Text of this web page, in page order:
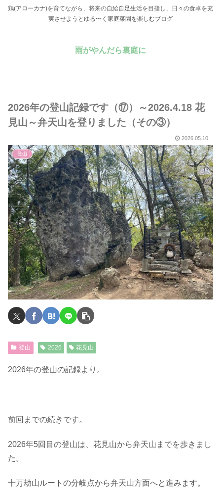
鶏(アローカナ)を育てながら、将来の自給自足生活を目指し、日々の食卓を充
実させようとゆる〜く家庭菜園を楽しむブログ
雨がやんだら裏庭に
2026年の登山記録です（⑰）～2026.4.18 花
見山～弁天山を登りました（その③）
2026.05.10
登山
登山 2026 花見山
2026年の登山の記録より。
前回までの続きです。
2026年5回目の登山は、花見山から弁天山までを歩きまし
た。
十万劫山ルートの分岐点から弁天山方面へと進みます。